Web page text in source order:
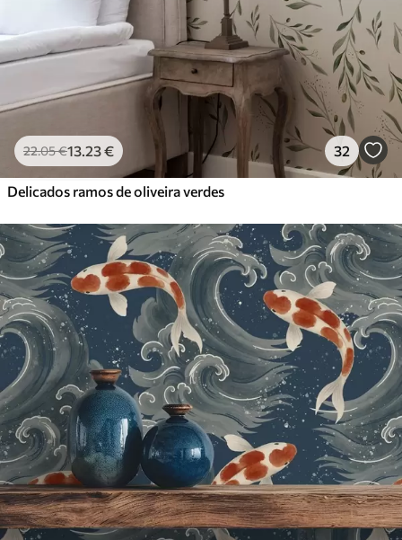
22.05€13.23€ 32
Delicados ramos de oliveira verdes